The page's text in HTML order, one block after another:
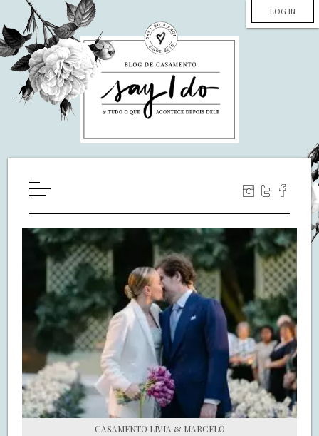
LOG IN
WILL YOU MARRY ME?
LUA DE MEL
COZINHA
DECORAÇÃO
DE NOIVA PRA NOIVA
S.O.S CASADAS
FALE COM O SAY I DO
CASAMENTO LÍVIA & MARCELO